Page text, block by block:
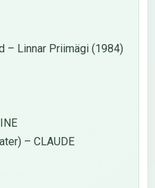
– Linnar Priimägi (1984)
– CLAUDE